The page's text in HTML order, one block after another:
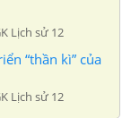
Lịch sử 12
“thần kì” của
Lịch sử 12